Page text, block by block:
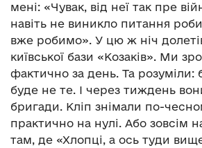
мені: «Чувак, від неї так пре
навіть не виникло питання
вже робимо». У цю ж ніч
київської бази «Козаків». Ми
фактично за день. Та розуміли:
буде не те. І через тиждень
бригади. Кліп знімали по-
практично на нулі. Або зовсім
там, де «Хлопці, а ось туди